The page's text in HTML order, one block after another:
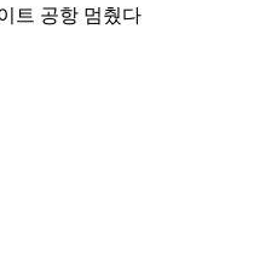
트 공항 멈췄다